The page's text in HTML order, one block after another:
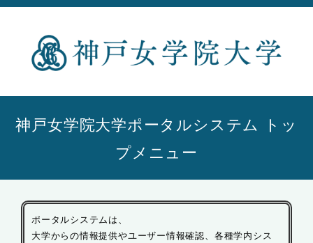
神戸女学院大学ポータルシステム トッ
プメニュー
ポータルシステムは、
大学からの情報提供やユーザー情報確認、各種学内シス